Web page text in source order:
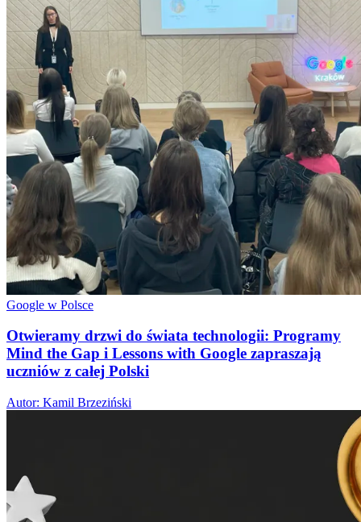
Google w Polsce
Otwieramy drzwi do świata technologii: Programy
Mind the Gap i Lessons with Google zapraszają
uczniów z całej Polski
Autor: Kamil Brzeziński